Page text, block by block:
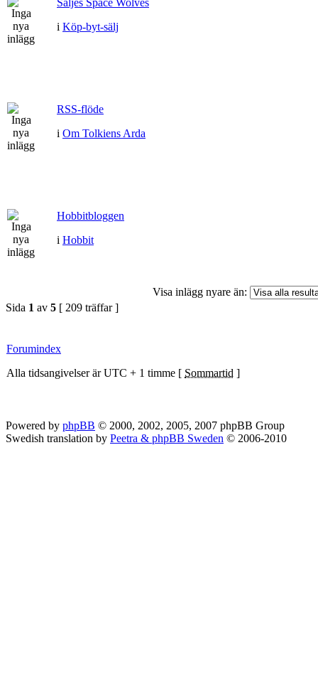
Säljes Space Wolves
i Köp-byt-sälj
RSS-flöde
i Om Tolkiens Arda
Hobbitbloggen
i Hobbit
Visa inlägg nyare än:
Sida 1 av 5 [ 209 träffar ]
Forumindex
Alla tidsangivelser är UTC + 1 timme [ Sommartid ]
Powered by phpBB © 2000, 2002, 2005, 2007 phpBB Group
Swedish translation by Peetra & phpBB Sweden © 2006-2010